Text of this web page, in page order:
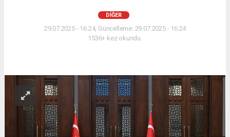
DİĞER
29.07.2025 - 16:24, Güncelleme: 29.07.2025 - 16:24
1536+ kez okundu.